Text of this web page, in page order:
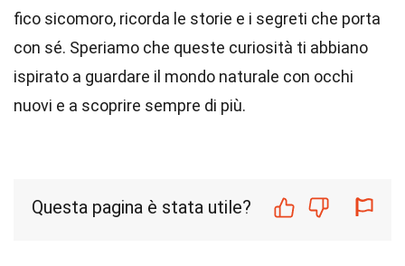
fico sicomoro, ricorda le storie e i segreti che porta
con sé. Speriamo che queste curiosità ti abbiano
ispirato a guardare il mondo naturale con occhi
nuovi e a scoprire sempre di più.
Questa pagina è stata utile?